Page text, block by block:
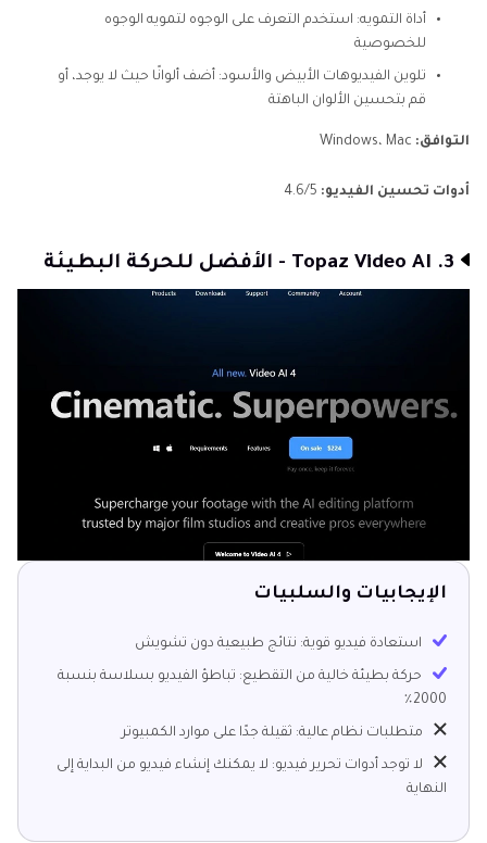
أداة التمويه: استخدم التعرف على الوجوه لتمويه الوجوه
للخصوصية
تلوين الفيديوهات الأبيض والأسود: أضف ألوانًا حيث لا يوجد، أو
قم بتحسين الألوان الباهتة
التوافق:
أدوات تحسين الفيديو:
3. Topaz Video AI - الأفضل للحركة البطيئة
الإيجابيات والسلبيات
استعادة فيديو قوية: نتائج طبيعية دون تشويش
حركة بطيئة خالية من التقطيع: تباطؤ الفيديو بسلاسة بنسبة
2000٪
متطلبات نظام عالية: ثقيلة جدًا على موارد الكمبيوتر
لا توجد أدوات تحرير فيديو: لا يمكنك إنشاء فيديو من البداية إلى
النهاية